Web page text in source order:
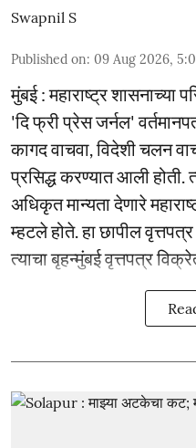
Swapnil S
Published on: 09 Aug 2026,
मुंबई : महाराष्ट्र शासनाच्या
'दि फ्री प्रेस जर्नल'
कागद वाचवा, विदेशी चलन
प्रसिद्ध करण्यात आली होती.
अधिकृत मान्यता देणारे
म्हटले होते. हा छापील
त्याचा बृहन्मुंबई वृत्तपत्र